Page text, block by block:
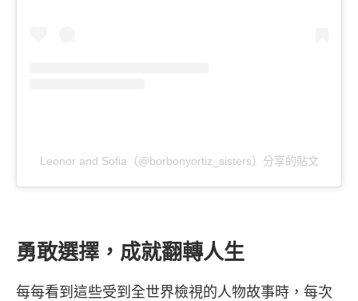
Leonor and Sofia（@borbonyortiz_sisters）分享的貼文
勇敢選擇，成就翻轉人生
每每看到這些受到全世界檢視的人物故事時，每次